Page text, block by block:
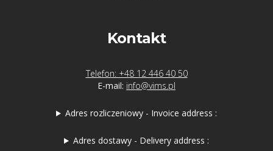
Kontakt
Telefon: +48 12 446 40 50
E-mail: info@vims.pl
Adres rozliczeniowy - Invoice address :
Adres dostawy - Delivery address :